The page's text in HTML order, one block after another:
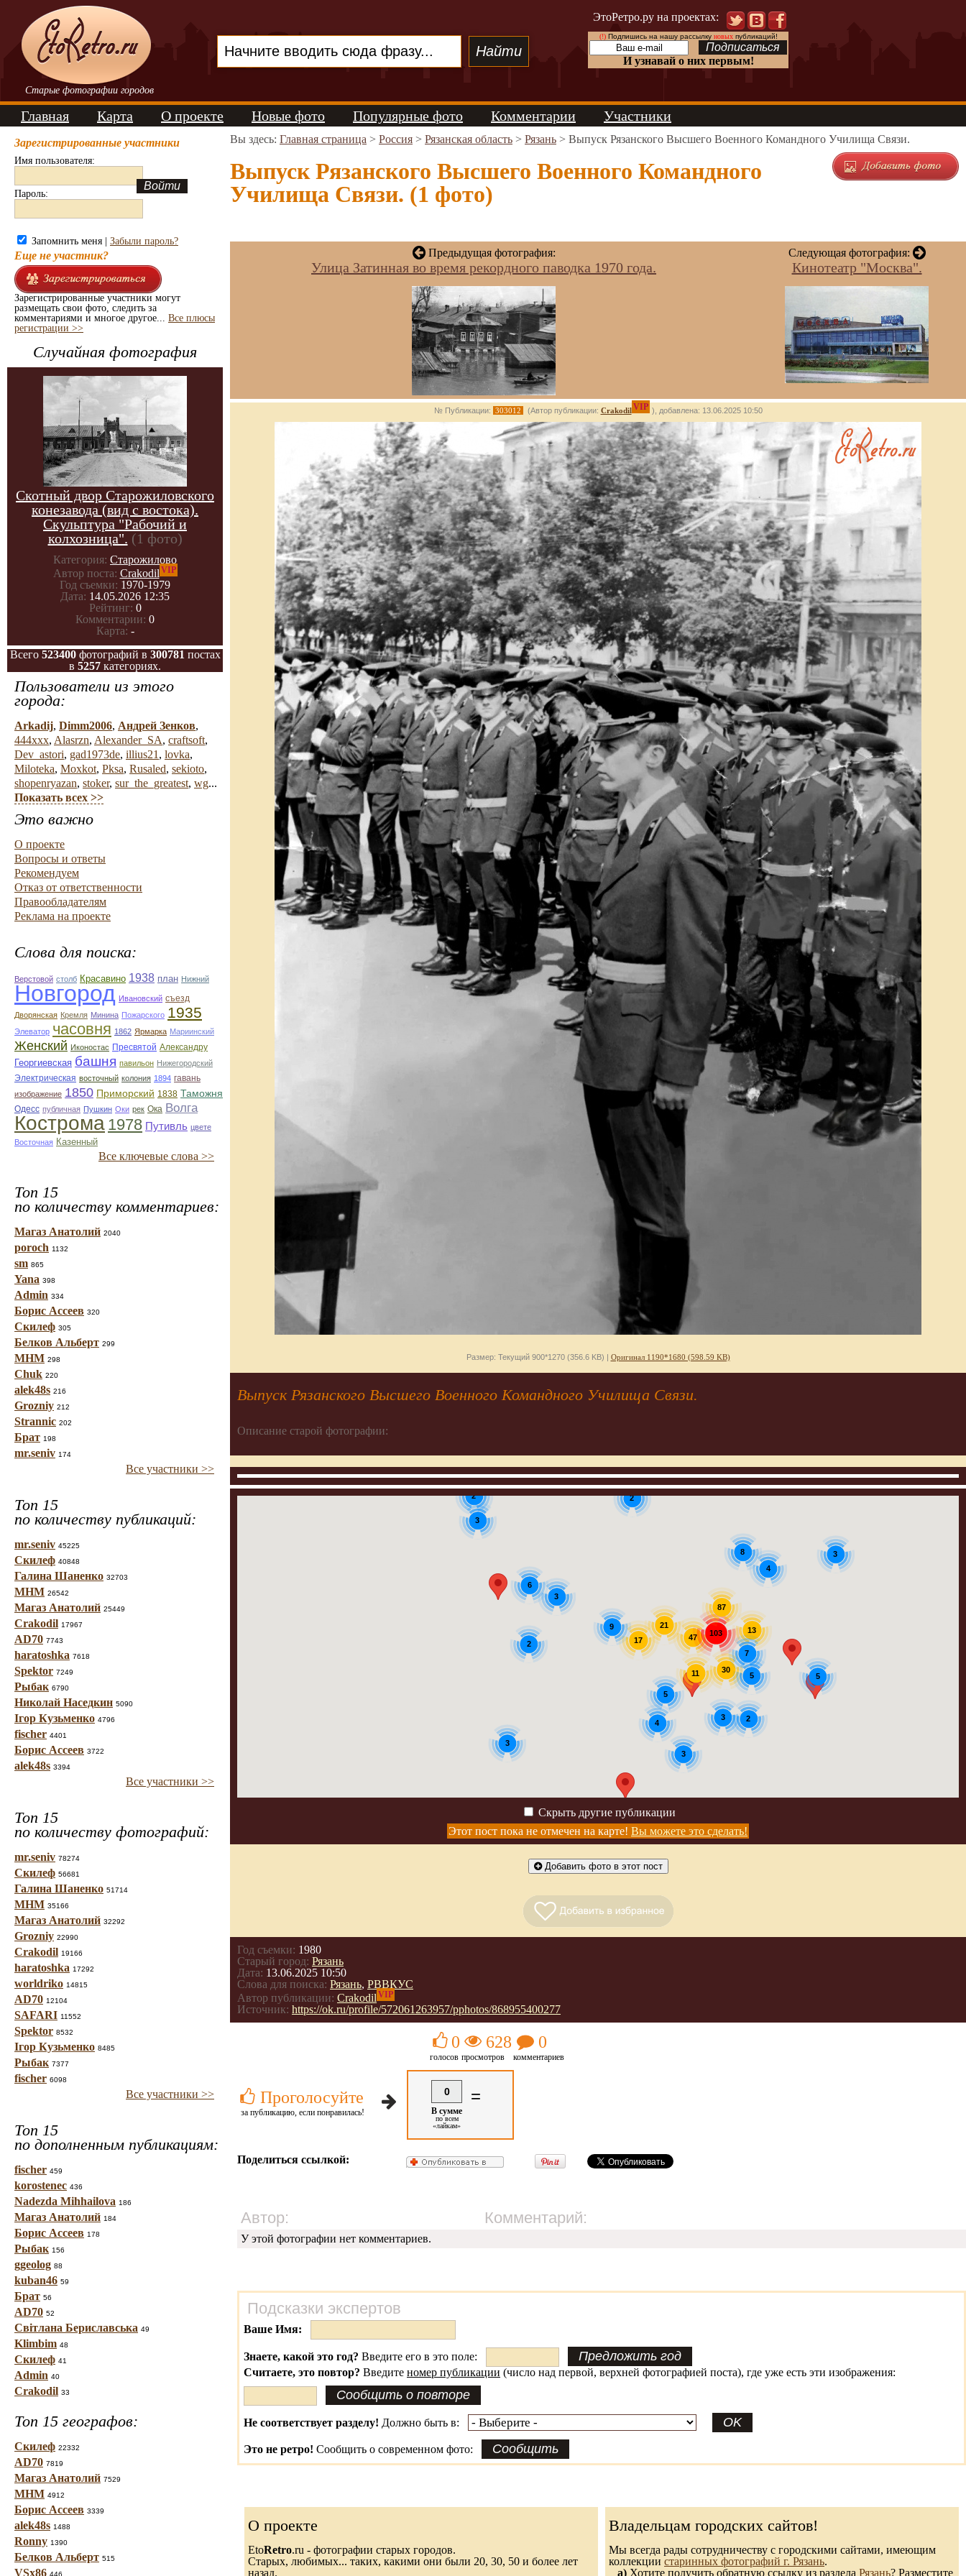
Старые фотографии городов
ЭтоРетро.ру на проектах:
(!)Подпишись на нашу рассылку новыхпубликаций!
И узнавай о них первым!
Главная Карта О проекте Новые фото Популярные фото Комментарии Участники
Зарегистрированные участники
Имя пользователя:
Пароль:
Запомнить меня | Забыли пароль?
Еще не участник?
Зарегистрированные участники могут
размещать свои фото, следить за
комментариями и многое другое... Все плюсы
регистрации >>
Случайная фотография
Скотный двор Старожиловского
конезавода (вид с востока).
Скульптура "Рабочий и
колхозница". (1 фото)
Категория: Старожилово
Автор поста: Crakodil VIP
Год съемки: 1970-1979
Дата: 14.05.2026 12:35
Рейтинг: 0
Комментарии: 0
Карта: -
Всего 523400фотографий в 300781 постах
в 5257 категориях.
Пользователи из этого
города:
Arkadij, Dimm2006, Андрей Зенков,
444xxx, Alasrzn, Alexander_SA, craftsoft,
Dev_astori, gad1973de, illius21 , lovka,
Miloteka, Moxkot, Pksa, Rusaled, sekioto,
shopenryazan, stoker, sur_the_greatest, wg...
Показать всех >>
Это важно
О проекте
Вопросы и ответы
Рекомендуем
Отказ от ответственности
Правообладателям
Реклама на проекте
Слова для поиска:
Верстовой столб Красавино 1938 план Нижний
Новгород Ивановский съезд
Дворянская Кремля Минина Пожарского 1935
Элеватор часовня 1862 Ярмарка Мариинский
Женский Иконостас Пресвятой Александру
Георгиевская башня павильон Нижегородский
Электрическая восточный колония 1894 гавань
изображение 1850 Приморский 1838 Таможня
Одесс публичная Пушкин Оки рек Ока Волга
Кострома 1978 Путивль цвете
Восточная Казенный
Все ключевые слова >>
Топ 15
по количеству комментариев:
Магаз Анатолий 2040
poroch 1132
sm 865
Yana 398
Admin 334
Борис Ассеев 320
Скилеф 305
Белков Альберт 299
МНМ 298
Chuk 220
alek48s 216
Grozniy 212
Strannic 202
Брат 198
mr.seniv 174
Все участники >>
Топ 15
по количеству публикаций:
mr.seniv 45225
Скилеф 40848
Галина Шаненко 32703
МНМ 26542
Магаз Анатолий 25449
Crakodil 17967
AD70 7743
haratoshka 7618
Spektor 7249
Рыбак 6790
Николай Наседкин 5090
Ігор Кузьменко 4796
fischer 4401
Борис Ассеев 3722
alek48s 3394
Все участники >>
Топ 15
по количеству фотографий:
mr.seniv 78274
Скилеф 56681
Галина Шаненко 51714
МНМ 35166
Магаз Анатолий 32292
Grozniy 22990
Crakodil 19166
haratoshka 17292
worldriko 14815
AD70 12104
SAFARI 11552
Spektor 8532
Ігор Кузьменко 8485
Рыбак 7377
fischer 6098
Все участники >>
Топ 15
по дополненным публикациям:
fischer 459
korostenec 436
Nadezda Mihhailova 186
Магаз Анатолий 184
Борис Ассеев 178
Рыбак 156
ggeolog 88
kuban46 59
Брат 56
AD70 52
Світлана Бериславська 49
Klimbim 48
Скилеф 41
Admin 40
Crakodil 33
Топ 15 географов:
Скилеф 22332
AD70 7819
Магаз Анатолий 7529
МНМ 4912
Борис Ассеев 3339
alek48s 1488
Ronny 1390
Белков Альберт 515
VSx86 446
Вы здесь: Главная страница > Россия > Рязанская область > Рязань > Выпуск Рязанского Высшего Военного Командного Училища Связи.
Выпуск Рязанского Высшего Военного Командного
Училища Связи. (1 фото)
Предыдущая фотография:
Улица Затинная во время рекордного паводка 1970 года.
Следующая фотография:
Кинотеатр "Москва".
№ Публикации: 303012 (Автор публикации: Crakodil VIP ), добавлена: 13.06.2025 10:50
Размер: Текущий 900*1270 (356.6 KB) | Оригинал 1190*1680 (598.59 KB)
Выпуск Рязанского Высшего Военного Командного Училища Связи.
Описание старой фотографии:
5
47 103
30
6
17
5
3
21
2
3
11
2
87
5
3
3
9
2
13
4
8 3
4
7
3
2
Скрыть другие публикации
Этот пост пока не отмечен на карте! Вы можете это сделать!
Добавить фото в этот пост
Год съемки: 1980
Старый город: Рязань
Дата: 13.06.2025 10:50
Слова для поиска: Рязань, РВВКУС
Автор публикации: Crakodil VIP
Источник: https://ok.ru/profile/572061263957/pphotos/868955400277
Проголосуйте
за публикацию, если понравилась!
0
голосов
628
просмотров
0
комментариев
0
В сумме
по всем
«лайкам»
=
Поделиться ссылкой:
Автор: Комментарий:
У этой фотографии нет комментариев.
Подсказки экспертов
Ваше Имя:
Знаете, какой это год? Введите его в это поле:
Считаете, это повтор? Введите номер публикации (число над первой, верхней фотографией поста), где уже есть эти изображения:
Не соответствует разделу! Должно быть в:
Это не ретро! Сообщить о современном фото:
О проекте
EtoRetro.ru - фотографии старых городов.
Старых, любимых... таких, какими они были 20, 30, 50 и более лет
назад.
Владельцам городских сайтов!
Мы всегда рады сотрудничеству с городскими сайтами, имеющим
коллекции старинных фотографий г. Рязань.
а) Хотите получить обратную ссылку из раздела Рязань? Разместите